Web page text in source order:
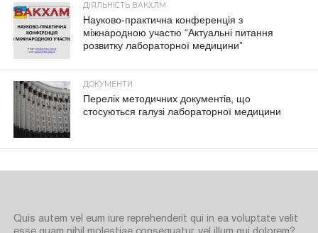
ДІЯЛЬНІСТЬ ВАКХЛМ
Науково-практична конференція з
міжнародною участю “Актуальні питання
розвитку лабораторної медицини”
ДОКУМЕНТИ
Перелік методичних документів, що
стосуються галузі лабораторної медицини
Quis autem vel eum iure reprehenderit qui in ea voluptate velit